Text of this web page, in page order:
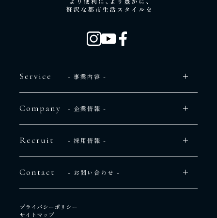
Service - 事業内容 -
Company - 企業情報 -
Recruit - 採用情報 -
Contact - お問い合わせ -
プライバシーポリシー
サイトマップ